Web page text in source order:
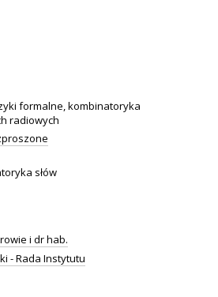
formalne, kombinatoryka
radiowych
słów
i dr hab.
- Rada Instytutu